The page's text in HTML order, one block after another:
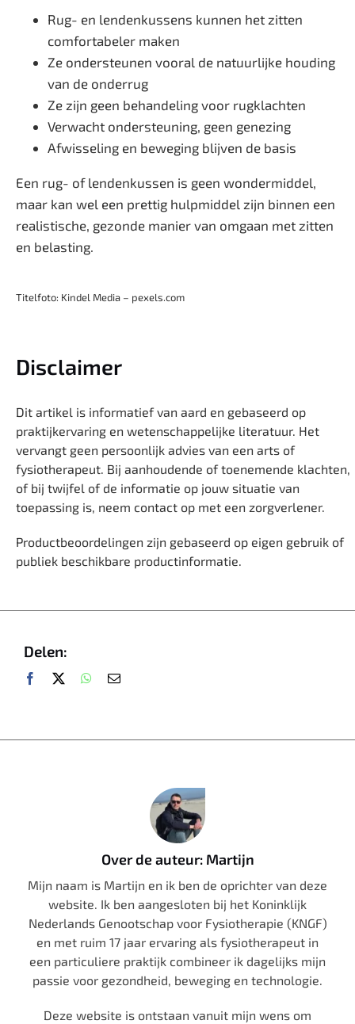
Rug- en lendenkussens kunnen het zitten
comfortabeler maken
Ze ondersteunen vooral de natuurlijke houding
van de onderrug
Ze zijn geen behandeling voor rugklachten
Verwacht ondersteuning, geen genezing
Afwisseling en beweging blijven de basis
Een rug- of lendenkussen is geen wondermiddel,
maar kan wel een prettig hulpmiddel zijn binnen een
realistische, gezonde manier van omgaan met zitten
en belasting.
Titelfoto: Kindel Media – pexels.com
Disclaimer
Dit artikel is informatief van aard en gebaseerd op
praktijkervaring en wetenschappelijke literatuur. Het
vervangt geen persoonlijk advies van een arts of
fysiotherapeut. Bij aanhoudende of toenemende klachten,
of bij twijfel of de informatie op jouw situatie van
toepassing is, neem contact op met een zorgverlener.
Productbeoordelingen zijn gebaseerd op eigen gebruik of
publiek beschikbare productinformatie.
Delen:
Over de auteur: Martijn
Mijn naam is Martijn en ik ben de oprichter van deze
website. Ik ben aangesloten bij het Koninklijk
Nederlands Genootschap voor Fysiotherapie (KNGF)
en met ruim 17 jaar ervaring als fysiotherapeut in
een particuliere praktijk combineer ik dagelijks mijn
passie voor gezondheid, beweging en technologie.
Deze website is ontstaan vanuit mijn wens om